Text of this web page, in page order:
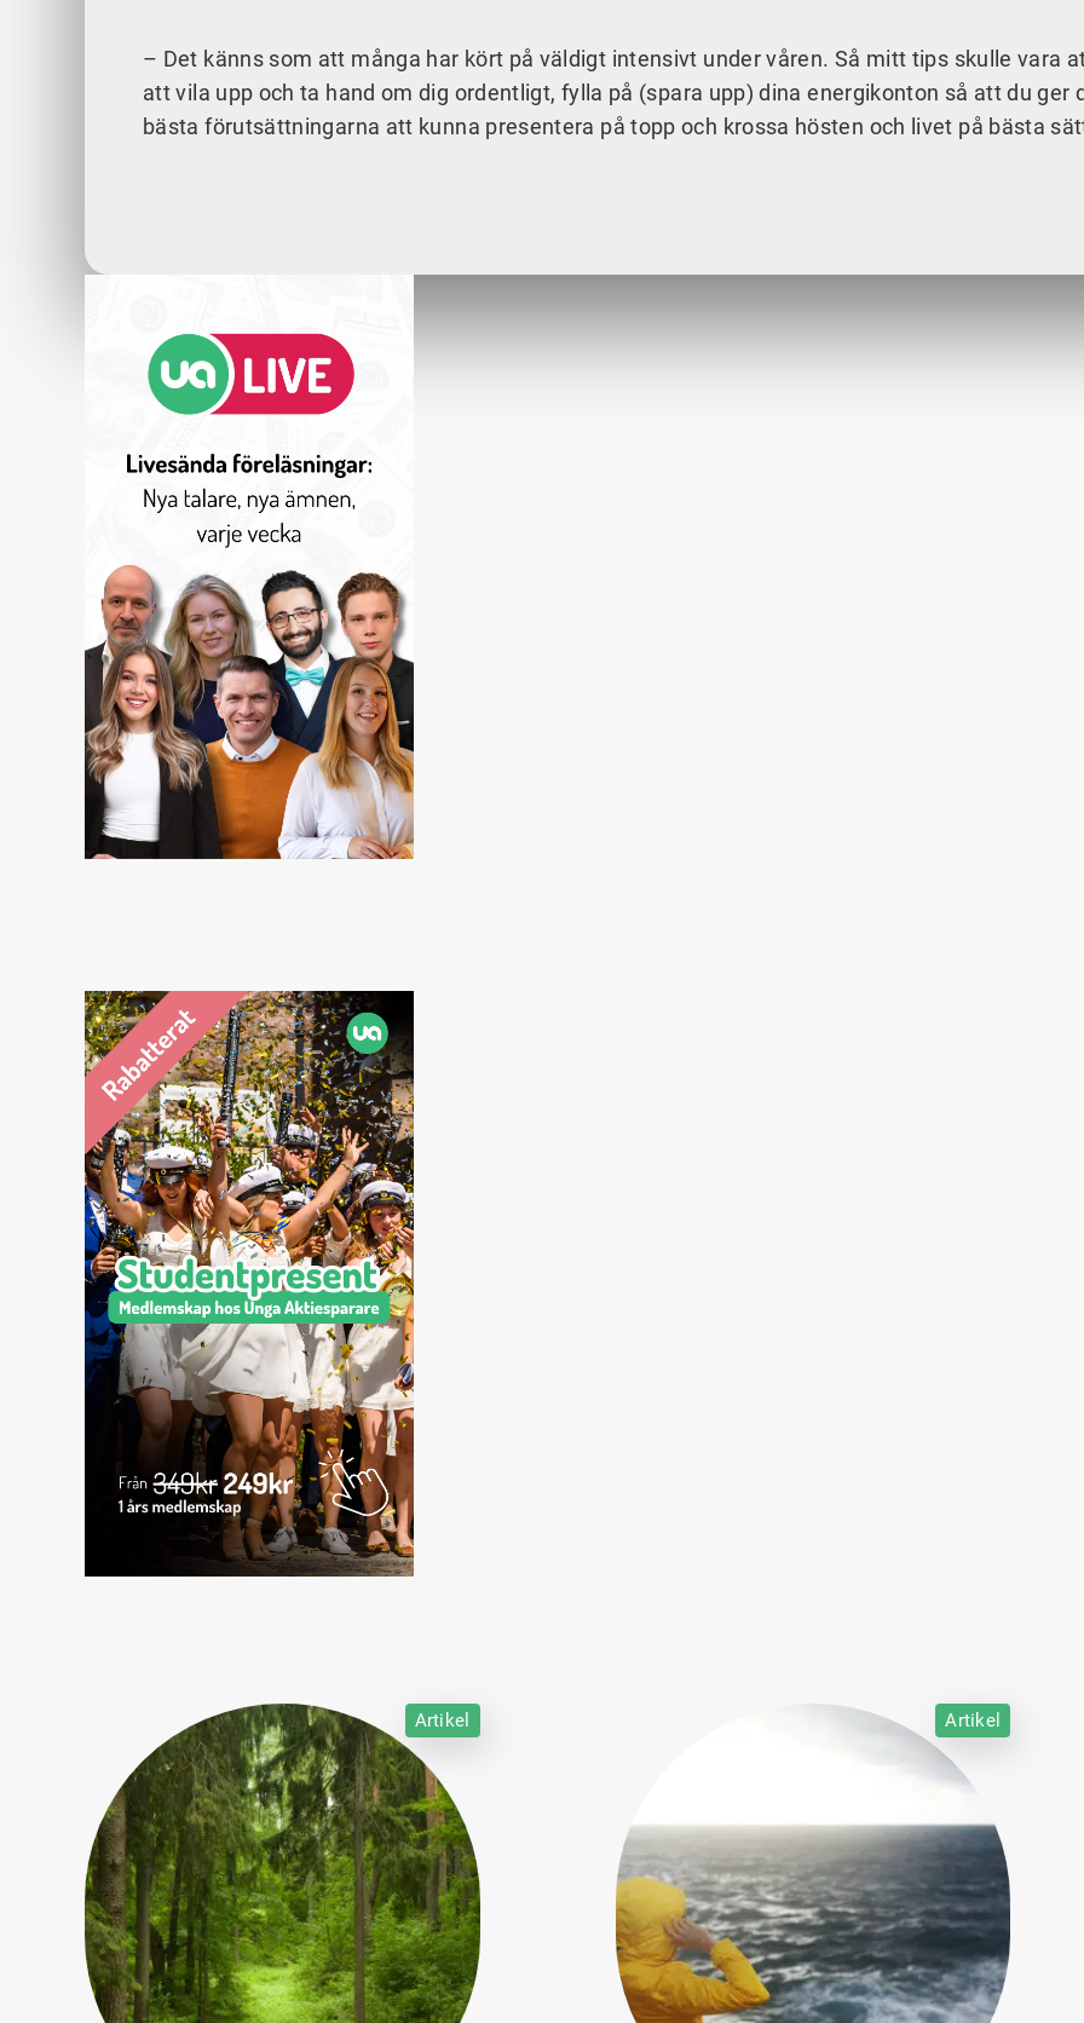
– Det känns som att många har kört på väldigt intensivt under våren. Så mitt tips skulle vara
att vila upp och ta hand om dig ordentligt, fylla på (spara upp) dina energikonton så att du ger
bästa förutsättningarna att kunna presentera på topp och krossa hösten och livet på bästa
Artikel Artikel